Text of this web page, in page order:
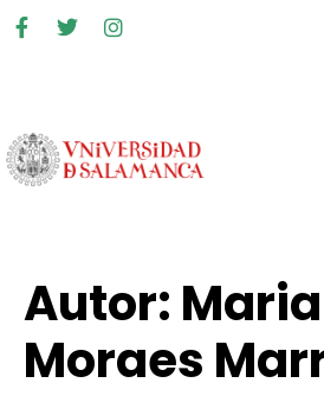
Autor:
Moraes